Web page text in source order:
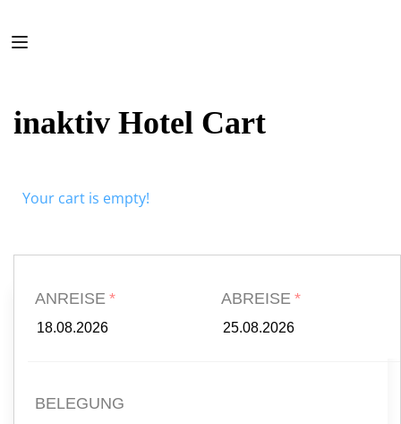
inaktiv Hotel Cart
Your cart is empty!
ANREISE ABREISE
BELEGUNG